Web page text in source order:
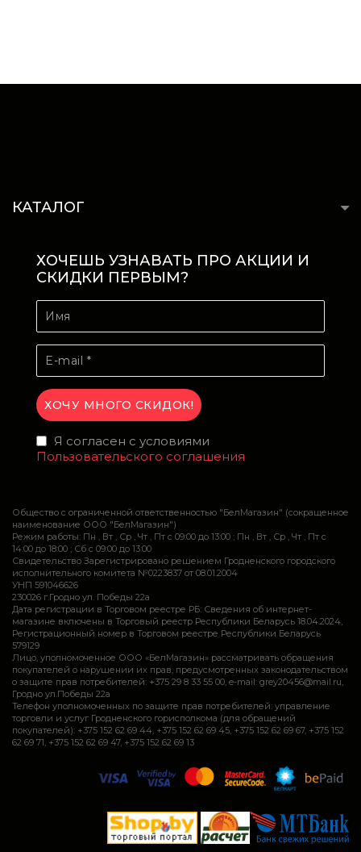
КАТАЛОГ
ХОЧЕШЬ УЗНАВАТЬ ПРО АКЦИИ И
СКИДКИ ПЕРВЫМ?
Я согласен с условиями
Пользовательского соглашения
Общество с ограниченной ответственностью "БелМагазин" (сокращенное
наименование ООО "БелМагазин")
Режим работы: Пн , Вт , Ср , Чт , Пт c 09:00 до 13:00 ; Пн , Вт , Ср , Чт , Пт c
14:00 до 18:00 ; Сб c 09:00 до 13:00
Свидетельство Зарегистрировано решением Гродненского городского
исполнительного комитета №0223837 от 08.01.2004
УНП 591046626
230026 г.Гродно ул. Победы 22а
Дата регистрации в Торговом реестре РБ: Сведения об интернет-
магазине включены в Торговый реестр Республики Беларусь 18.04.2024,
Регистрационный номер в Торговом реестре Республики Беларусь
579129
Лицо, уполномоченное ООО «БелМагазин» рассматривать обращения
покупателей о нарушении их прав, предусмотренных законодательством
о защите прав потребителей: +375 29 8 33 55 00, e-mail: grey20456@mail.ru,
Гродно ул.Победы 22а
Телефон уполномоченных по защите прав потребителей: управление
торговли и услуг Гродненского горисполкома (для обращений
покупателей): +375 152 62 69 44, +375 152 62 69 45, +375 152 62 69 67, +375 152
62 69 71, +375 152 62 69 47, +375 152 62 69 13